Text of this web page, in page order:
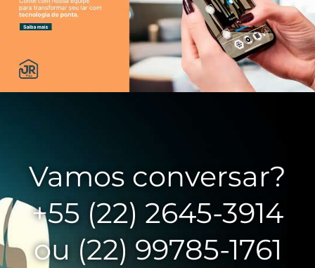
Vamos conversar?
+55 (22) 2645-3914
ou (22) 99785-1761